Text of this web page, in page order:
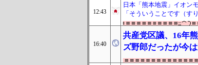
12:43
日本「熊本地震」イオン
「そういうことです（
16:40
共産党区議、16年
ズ野郎だったが今